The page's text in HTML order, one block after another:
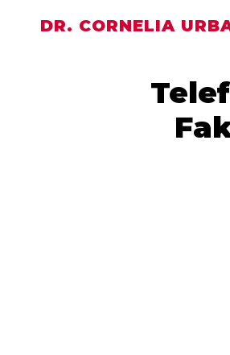
DR. CORNELIA